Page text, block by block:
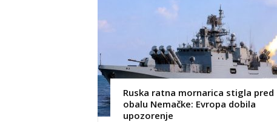
Ruska ratna mornarica stigla pred
obalu Nemačke: Evropa dobila
upozorenje